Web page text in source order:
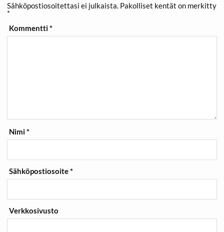
Sähköpostiosoitettasi ei julkaista. Pakolliset kentät on merkitty
*
Kommentti*
Nimi*
Sähköpostiosoite*
Verkkosivusto